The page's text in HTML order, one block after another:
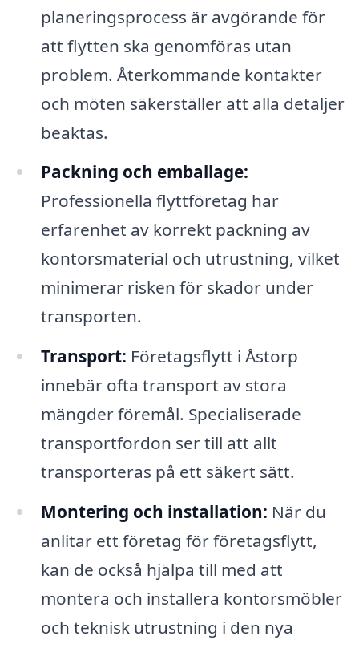
planeringsprocess är avgörande för
att flytten ska genomföras utan
problem. Återkommande kontakter
och möten säkerställer att alla detaljer
beaktas.
Packning och emballage:
Professionella flyttföretag har
erfarenhet av korrekt packning av
kontorsmaterial och utrustning, vilket
minimerar risken för skador under
transporten.
Transport: Företagsflytt i Åstorp
innebär ofta transport av stora
mängder föremål. Specialiserade
transportfordon ser till att allt
transporteras på ett säkert sätt.
Montering och installation: När du
anlitar ett företag för företagsflytt,
kan de också hjälpa till med att
montera och installera kontorsmöbler
och teknisk utrustning i den nya